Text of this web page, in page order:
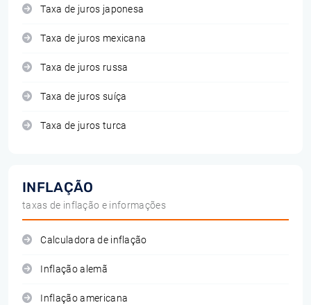
Taxa de juros japonesa
Taxa de juros mexicana
Taxa de juros russa
Taxa de juros suíça
Taxa de juros turca
INFLAÇÃO
taxas de inflação e informações
Calculadora de inflação
Inflação alemã
Inflação americana